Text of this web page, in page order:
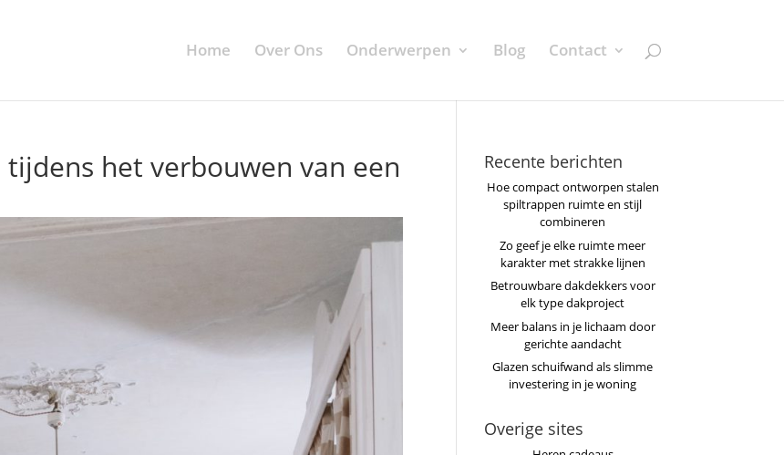
Home Over Ons Onderwerpen Blog Contact
het verbouwen van een Recente berichten
Hoe compact ontworpen stalen
spiltrappen ruimte en stijl
combineren
Zo geef je elke ruimte meer
karakter met strakke lijnen
Betrouwbare dakdekkers voor
elk type dakproject
Meer balans in je lichaam door
gerichte aandacht
Glazen schuifwand als slimme
investering in je woning
Overige sites